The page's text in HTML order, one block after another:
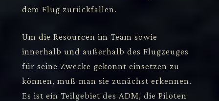
dem Flug zurückfallen.
Um die Resourcen im Team sowie
innerhalb und außerhalb des Flugzeuges
für seine Zwecke gekonnt einsetzen zu
können, muß man sie zunächst erkennen.
Es ist ein Teilgebiet des ADM, die Piloten